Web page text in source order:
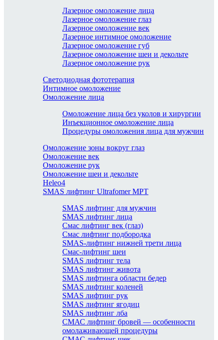
Лазерное омоложение лица
Лазерное омоложение глаз
Лазерное омоложение век
Лазерное интимное омоложение
Лазерное омоложение губ
Лазерное омоложение шеи и декольте
Лазерное омоложение рук
Светодиодная фототерапия
Интимное омоложение
Омоложение лица
Омоложение лица без уколов и хирургии
Инъекционное омоложение лица
Процедуры омоложения лица для мужчин
Омоложение зоны вокруг глаз
Омоложение век
Омоложение рук
Омоложение шеи и декольте
Heleo4
SMAS лифтинг Ultrafomer MPT
SMAS лифтинг для мужчин
SMAS лифтинг лица
Смас лифтинг век (глаз)
Смас лифтинг подбородка
SMAS-лифтинг нижней трети лица
Смас-лифтинг шеи
SMAS лифтинг тела
SMAS лифтинг живота
SMAS лифтинга области бедер
SMAS лифтинг коленей
SMAS лифтинг рук
SMAS лифтинг ягодиц
SMAS лифтинг лба
СМАС лифтинг бровей — особенности
омолаживающей процедуры